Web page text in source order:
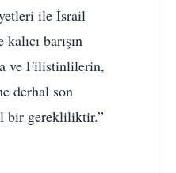
ile İsrail
barışın
ve Filistinlilerin,
derhal son
bir gerekliliktir.”